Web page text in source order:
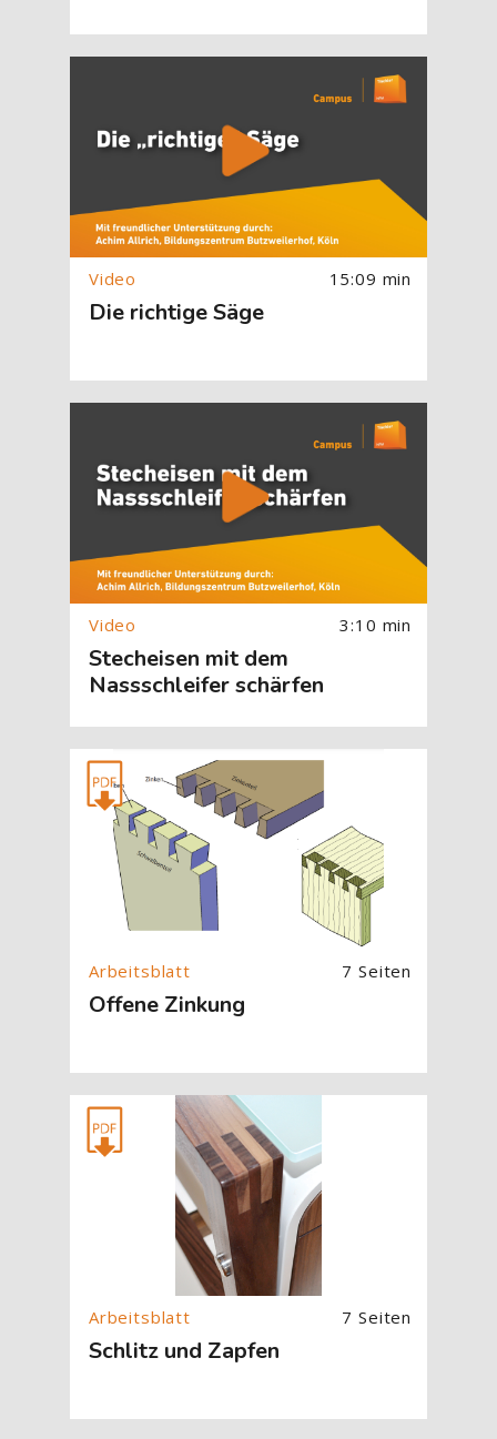
[Cocoon] About (Text with Image) überspringen
15:09 min
Die richtige Säge
[Cocoon] About (Text with Image) überspringen
3:10 min
Stecheisen mit dem
Nassschleifer schärfen
[Cocoon] About (Text with Image) überspringen
7 Seiten
Offene Zinkung
[Cocoon] About (Text with Image) überspringen
7 Seiten
Schlitz und Zapfen